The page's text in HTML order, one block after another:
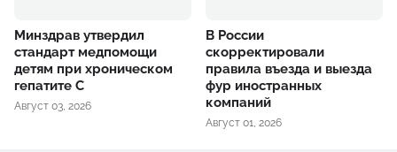
Минздрав утвердил
стандарт медпомощи
детям при хроническом
гепатите С
Август 03, 2026
В России
скорректировали
правила въезда и выезда
фур иностранных
компаний
Август 01, 2026